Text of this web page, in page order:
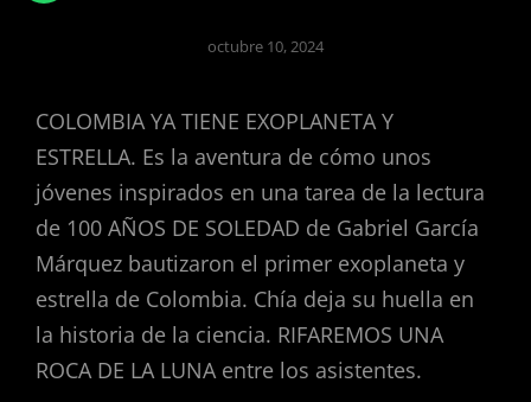
octubre 10, 2024
COLOMBIA YA TIENE EXOPLANETA Y
ESTRELLA. Es la aventura de cómo unos
jóvenes inspirados en una tarea de la lectura
de 100 AÑOS DE SOLEDAD de Gabriel García
Márquez bautizaron el primer exoplaneta y
estrella de Colombia. Chía deja su huella en
la historia de la ciencia. RIFAREMOS UNA
ROCA DE LA LUNA entre los asistentes.